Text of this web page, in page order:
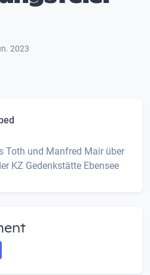
2023
Toth und Manfred Mair über
KZ Gedenkstätte Ebensee